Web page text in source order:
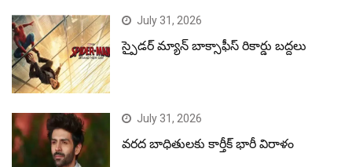
July 31, 2026
స్పైడర్ మ్యాన్ బాక్సాఫీస్ రికార్డు బద్దలు
July 31, 2026
వరద బాధితులకు కార్తీక్ భారీ విరాళం